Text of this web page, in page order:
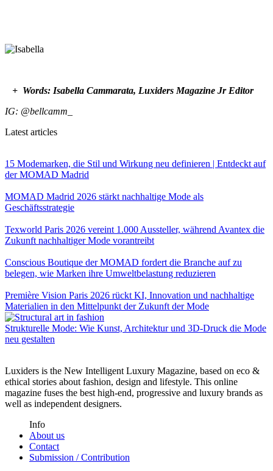
+ Words: Isabella Cammarata, Luxiders Magazine Jr Editor
IG: @bellcamm_
Latest articles
15 Modemarken, die Stil und Wirkung neu definieren | Entdeckt auf
der MOMAD Madrid
MOMAD Madrid 2026 stärkt nachhaltige Mode als
Geschäftsstrategie
Texworld Paris 2026 vereint 1.000 Aussteller, während Avantex die
Zukunft nachhaltiger Mode vorantreibt
Conscious Boutique der MOMAD fordert die Branche auf zu
belegen, wie Marken ihre Umweltbelastung reduzieren
Première Vision Paris 2026 rückt KI, Innovation und nachhaltige
Materialien in den Mittelpunkt der Zukunft der Mode
Strukturelle Mode: Wie Kunst, Architektur und 3D-Druck die Mode
neu gestalten
Luxiders is the New Intelligent Luxury Magazine, based on eco &
ethical stories about fashion, design and lifestyle. This online
magazine fuses the best high-end, progressive and luxury brands as
well as independent designers.
Info
About us
Contact
Submission / Contribution